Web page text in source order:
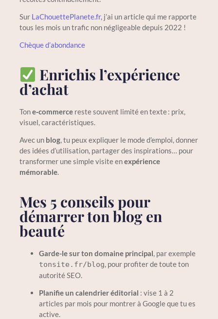
Sur LaChouettePlanete.fr, j’ai un article qui me rapporte
tous les mois un trafic non négligeable depuis 2022 !
Chèque d’abondance
Enrichis l’expérience
d’achat
Tone‑commerce reste souvent limité en texte : prix,
visuel, caractéristiques.
Avec un blog, tu peux expliquer le mode d’emploi, donner
des idées d’utilisation, partager des inspirations… pour
transformer une simple visite enexpérience
mémorable.
Mes 5 conseils pour
démarrer ton blog en
beauté
Garde-le sur ton domaine principal , par exemple
tonsite.fr/blog , pour profiter de toute ton
autorité SEO.
Planifie un calendrier éditorial : vise 1 à 2
articles par mois pour montrer à Google que tu es
active.